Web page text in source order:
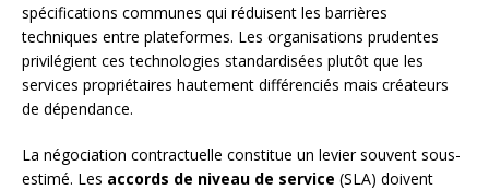
spécifications communes qui réduisent les barrières
techniques entre plateformes. Les organisations prudentes
privilégient ces technologies standardisées plutôt que les
services propriétaires hautement différenciés mais créateurs
de dépendance.
La négociation contractuelle constitue un levier souvent sous-
estimé. Les accords de niveau de service (SLA) doivent